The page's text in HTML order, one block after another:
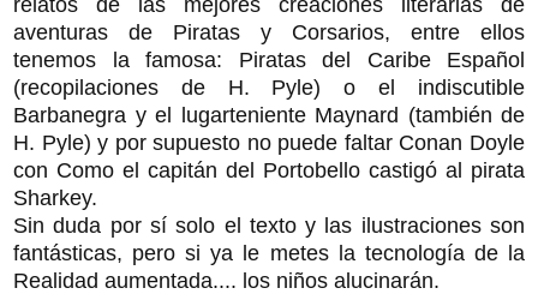
aventuras de Piratas y Corsarios, entre ellos
tenemos la famosa: Piratas del Caribe Español
(recopilaciones de H. Pyle) o el indiscutible
Barbanegra y el lugarteniente Maynard (también de
H. Pyle) y por supuesto no puede faltar Conan Doyle
con Como el capitán del Portobello castigó al pirata
Sharkey.
Sin duda por sí solo el texto y las ilustraciones son
fantásticas, pero si ya le metes la tecnología de la
Realidad aumentada.... los niños alucinarán.